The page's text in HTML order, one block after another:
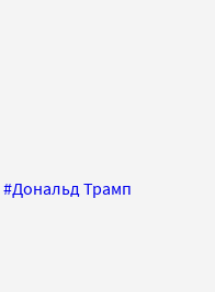
#Дональд Трамп